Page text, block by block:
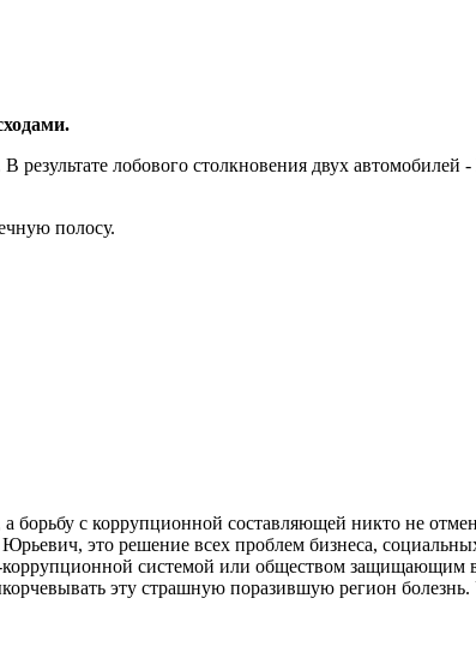
результате лобового столкновения двух автомобилей
полосу.
с коррупционной составляющей никто не
это решение всех проблем бизнеса,
системой или обществом защищающим
эту страшную поразившую регион